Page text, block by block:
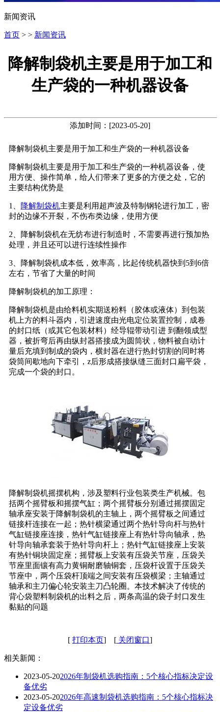
新闻资讯
首页 > > 新闻资讯
降解制袋机主要是用于加工和
生产袋的一种机器设备
添加时间：[2023-05-20]
降解制袋机主要是用于加工和生产袋的一种机器设备
降解制袋机主要是用于加工和生产袋的一种机器设备，使
用方便、操作简单，给人们带来了更多的方便之处，它的
主要结构优势是
1、 降解制袋机主要是利用超声波及特制钢轮进行加工，密
封的边缘不开裂，不伤布类边缘，使用方便
2、降解制袋机在无纺布进行制造时，不需要再进行预加热
处理，并且还可以进行连续性操作
3、降解制袋机成本低，效率高，比起传统机器快到5到6倍
左右，节省了大量的时间
降解制袋机的加工原理：
降解制袋机是由给料机实期送粉料（胶体或液体）到包装
机上方的料斗器内，引进速度由光电定位装置控制，成卷
的封口纸（或其它包装材料）经导辊带动引进 到翻领成型
器，被折弯后再由纵封器搭接成为圆筒状，物料被自动计
量后充填到制成的袋内，横封器在进行热封切割的同时将
袋筒间歇地向下牵引，z后形成搭接纵缝三面封口扁平袋，
完成一个袋的封口。
降解制袋机摇摆机构，涉及塑料行业包装类生产机械。包
括两个摇臂板和摇摆气缸；两个摇臂板分别通过摇摆固定
轴承座安装于降解制袋机的主轴上，两个摇臂板之间通过
链接杆连接在一起；热针横梁通过两个热针导向杆与热针
气缸链接座连接，热针气缸链接座上有热针导向轴承，热
针导向轴承套装于热针导向杆上；热针气缸链接座上安装
有热针铜块固定座；摇臂板上安装有压袋关节座，压袋关
节座里面镶有高力黄铜耐磨轴铜套，压袋杆设置于压袋关
节座中，两个压袋杆顶端之间安装有压袋横梁；主轴通过
轴承和主刀偏心轮安装主刀凸轮圈。本技术解决了传统的
背心袋塑料制袋机的出料之后，两条高温的袋子封口发生
黏贴的问题
[ 打印本页] [ 关闭窗口]
相关新闻：
2023-05-202026年制袋机选购指南：5个核心指标决定设
备优劣
2023-05-202026年高速制袋机选购指南：5个核心指标决
定设备优劣